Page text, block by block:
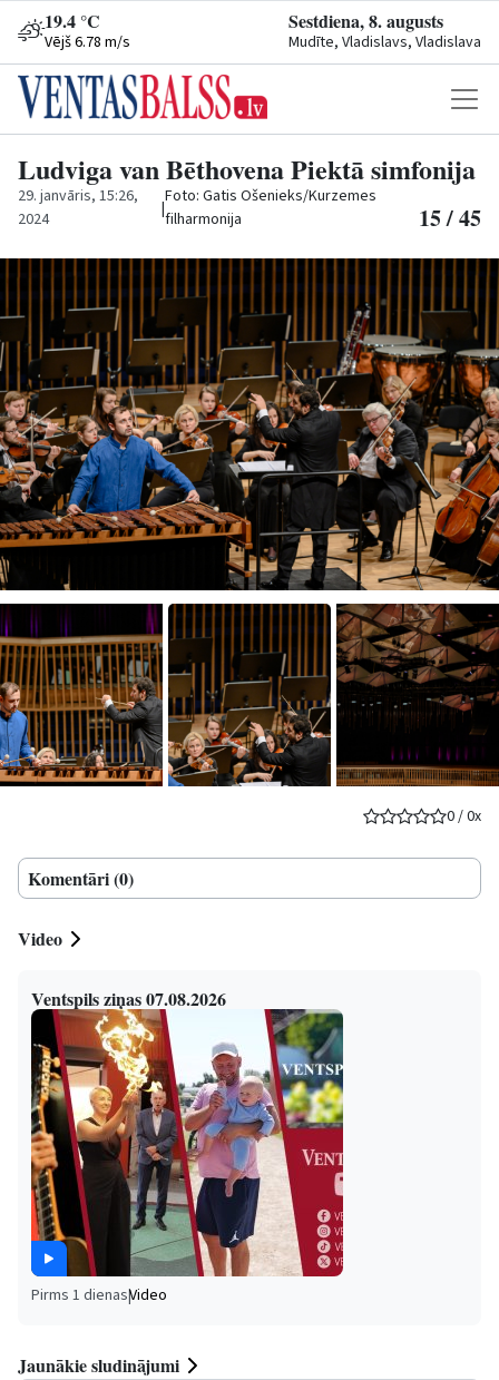
19.4 °C
Vējš 6.78 m/s
Sestdiena, 8. augusts
Mudīte, Vladislavs, Vladislava
Ludviga van Bēthovena Piektā simfonija
29. janvāris, 15:26,
2024
|
Foto: Gatis Ošenieks/Kurzemes
filharmonija
15 / 45
0/0x
Komentāri (0)
Video
Ventspils ziņas 07.08.2026
Pirms 1 dienas|Video
Jaunākie sludinājumi